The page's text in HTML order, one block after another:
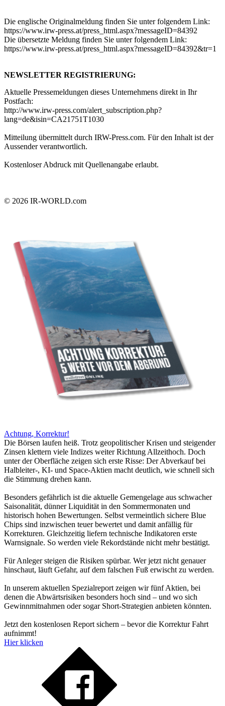
Die englische Originalmeldung finden Sie unter folgendem Link:
https://www.irw-press.at/press_html.aspx?messageID=84392
Die übersetzte Meldung finden Sie unter folgendem Link:
https://www.irw-press.at/press_html.aspx?messageID=84392&tr=1
NEWSLETTER REGISTRIERUNG:
Aktuelle Pressemeldungen dieses Unternehmens direkt in Ihr
Postfach:
http://www.irw-press.com/alert_subscription.php?
lang=de&isin=CA21751T1030
Mitteilung übermittelt durch IRW-Press.com. Für den Inhalt ist der
Aussender verantwortlich.
Kostenloser Abdruck mit Quellenangabe erlaubt.
© 2026 IR-WORLD.com
Achtung, Korrektur!
Die Börsen laufen heiß. Trotz geopolitischer Krisen und steigender
Zinsen klettern viele Indizes weiter Richtung Allzeithoch. Doch
unter der Oberfläche zeigen sich erste Risse: Der Abverkauf bei
Halbleiter-, KI- und Space-Aktien macht deutlich, wie schnell sich
die Stimmung drehen kann.
Besonders gefährlich ist die aktuelle Gemengelage aus schwacher
Saisonalität, dünner Liquidität in den Sommermonaten und
historisch hohen Bewertungen. Selbst vermeintlich sichere Blue
Chips sind inzwischen teuer bewertet und damit anfällig für
Korrekturen. Gleichzeitig liefern technische Indikatoren erste
Warnsignale. So werden viele Rekordstände nicht mehr bestätigt.
Für Anleger steigen die Risiken spürbar. Wer jetzt nicht genauer
hinschaut, läuft Gefahr, auf dem falschen Fuß erwischt zu werden.
In unserem aktuellen Spezialreport zeigen wir fünf Aktien, bei
denen die Abwärtsrisiken besonders hoch sind – und wo sich
Gewinnmitnahmen oder sogar Short-Strategien anbieten könnten.
Jetzt den kostenlosen Report sichern – bevor die Korrektur Fahrt
aufnimmt!
Hier klicken